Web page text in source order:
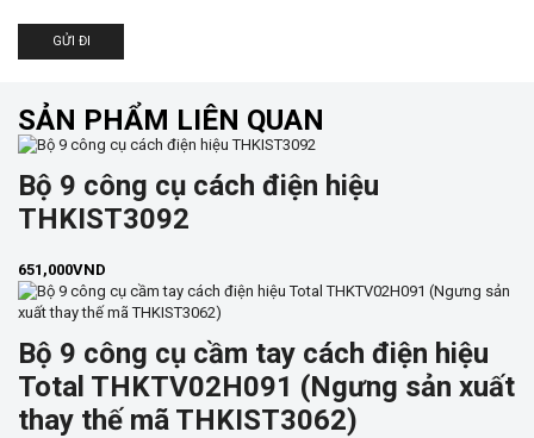
SẢN PHẨM LIÊN QUAN
Bộ 9 công cụ cách điện hiệu
THKIST3092
651,000VND
Bộ 9 công cụ cầm tay cách điện hiệu
Total THKTV02H091 (Ngưng sản xuất
thay thế mã THKIST3062)